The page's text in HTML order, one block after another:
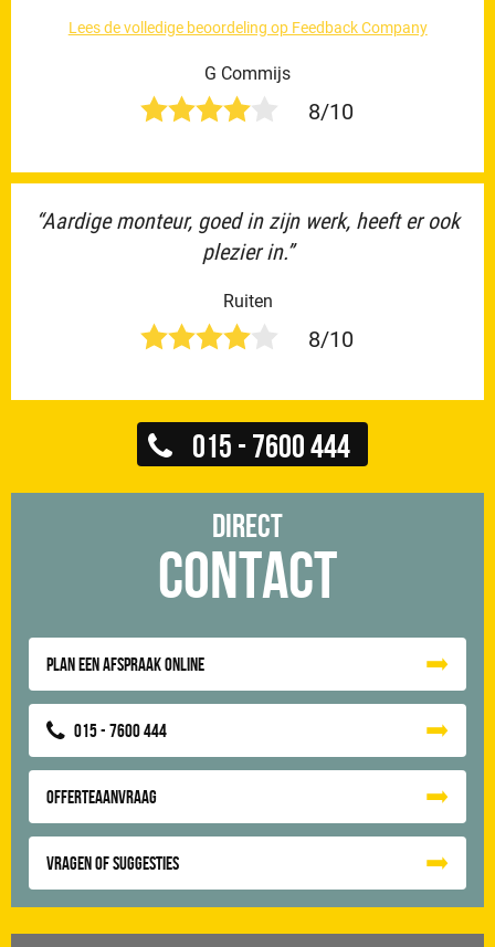
Lees de volledige beoordeling op Feedback Company
G Commijs
8/10
“Aardige monteur, goed in zijn werk, heeft er ook
plezier in.”
Ruiten
8/10
015 - 7600 444
Direct
Contact
Plan een afspraak online
015 - 7600 444
Offerteaanvraag
Vragen of suggesties